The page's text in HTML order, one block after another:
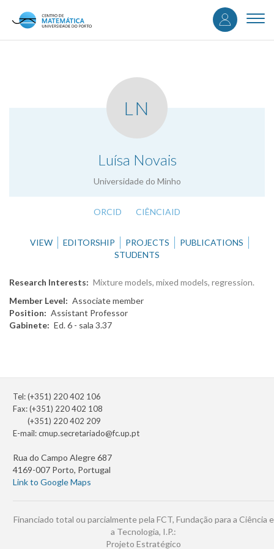
content
User
LN
Luísa Novais
Universidade do Minho
.
ORCID CIÊNCIAID
VIEW EDITORSHIP PROJECTS
PUBLICATIONS
STUDENTS
Research Interests
Mixture models, mixed models, regression.
Member Level
Associate member
Position
Assistant Professor
Gabinete
Ed. 6 - sala 3.37
Tel: (+351) 220 402 106
Fax: (+351) 220 402 108
(+351) 220 402 209
E-mail:cmup.secretariado@fc.up.pt
Rua do Campo Alegre 687
4169-007 Porto, Portugal
Link to Google Maps
Financiado total ou parcialmente pela FCT, Fundação para a Ciência e
a Tecnologia, I.P.:
Projeto Estratégico